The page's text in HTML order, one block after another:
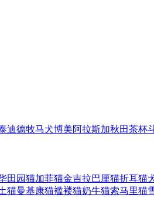
迪德牧马犬博美阿拉斯加秋田茶杯
田园猫加菲猫金吉拉巴厘猫折耳猫
猫曼基康猫褴褛猫奶牛猫索马里猫